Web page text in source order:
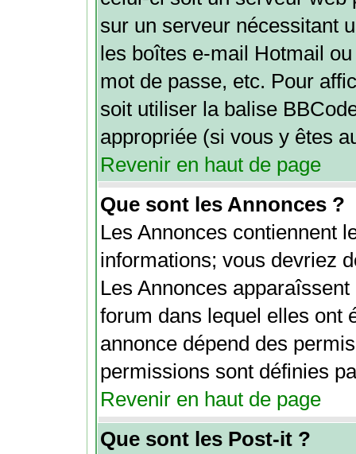
sur un serveur nécessitant
les boîtes e-mail Hotmail
mot de passe, etc. Pour
soit utiliser la balise
appropriée (si vous y êtes
Revenir en haut de page
Que sont les Annonces ?
Les Annonces contiennent
informations; vous devriez
Les Annonces
forum dans lequel elles ont
annonce dépend des
permissions sont définies
Revenir en haut de page
Que sont les Post-it ?